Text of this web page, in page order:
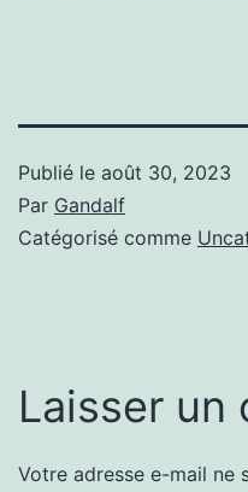
Publié le août 30, 2023
Par Gandalf
Catégorisé comme
Laisser un
Votre adresse e-mail ne